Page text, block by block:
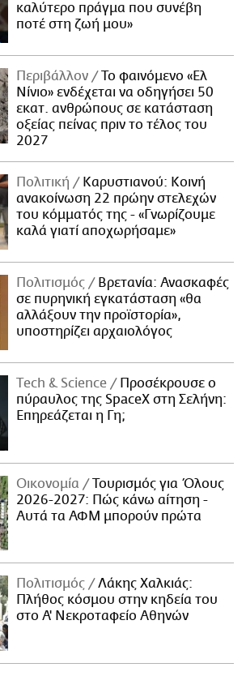
καλύτερο πράγμα που συνέβη
ποτέ στη ζωή μου»
Περιβάλλον
Το φαινόμενο «Ελ
Νίνιο» ενδέχεται να οδηγήσει 50
εκατ. ανθρώπους σε κατάσταση
οξείας πείνας πριν το τέλος του
2027
Πολιτική
Καρυστιανού: Κοινή
ανακοίνωση 22 πρώην στελεχών
του κόμματός της - «Γνωρίζουμε
καλά γιατί αποχωρήσαμε»
Πολιτισμός
Βρετανία: Ανασκαφές
σε πυρηνική εγκατάσταση «θα
αλλάξουν την προϊστορία»,
υποστηρίζει αρχαιολόγος
Τech & Science
Προσέκρουσε ο
πύραυλος της SpaceX στη Σελήνη:
Επηρεάζεται η Γη;
Οικονομία
Τουρισμός για Όλους
2026-2027: Πώς κάνω αίτηση -
Αυτά τα ΑΦΜ μπορούν πρώτα
Πολιτισμός
Λάκης Χαλκιάς:
Πλήθος κόσμου στην κηδεία του
στο Α' Νεκροταφείο Αθηνών